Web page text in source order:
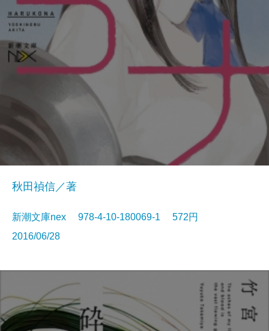
秋田禎信／著
新潮文庫nex 978-4-10-180069-1 572円
2016/06/28